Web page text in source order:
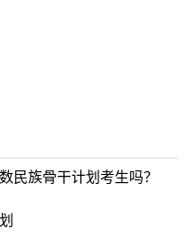
民族骨干计划考生吗？